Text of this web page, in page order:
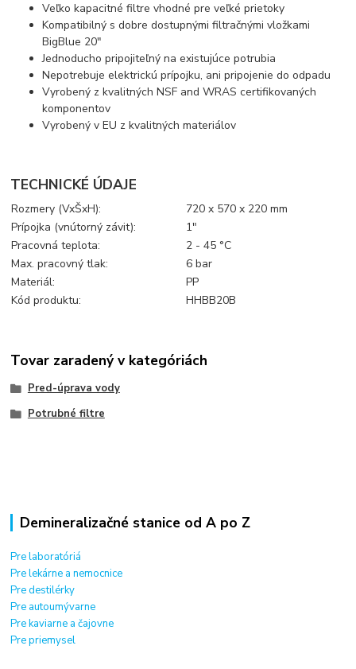
Veľko kapacitné filtre vhodné pre veľké prietoky
Kompatibilný s dobre dostupnými filtračnými vložkami
BigBlue 20"
Jednoducho pripojiteľný na existujúce potrubia
Nepotrebuje elektrickú prípojku, ani pripojenie do odpadu
Vyrobený z kvalitných NSF and WRAS certifikovaných
komponentov
Vyrobený v EU z kvalitných materiálov
TECHNICKÉ ÚDAJE
Rozmery (VxŠxH):
720 x 570 x 220 mm
Prípojka (vnútorný závit):
1"
Pracovná teplota:
2 - 45 °C
Max. pracovný tlak:
6 bar
Materiál:
PP
Kód produktu:
HHBB20B
Tovar zaradený v kategóriách
Pred-úprava vody
Potrubné filtre
Demineralizačné stanice od A po Z
Pre laboratóriá
Pre lekárne a nemocnice
Pre destilérky
Pre autoumývarne
Pre kaviarne a čajovne
Pre priemysel